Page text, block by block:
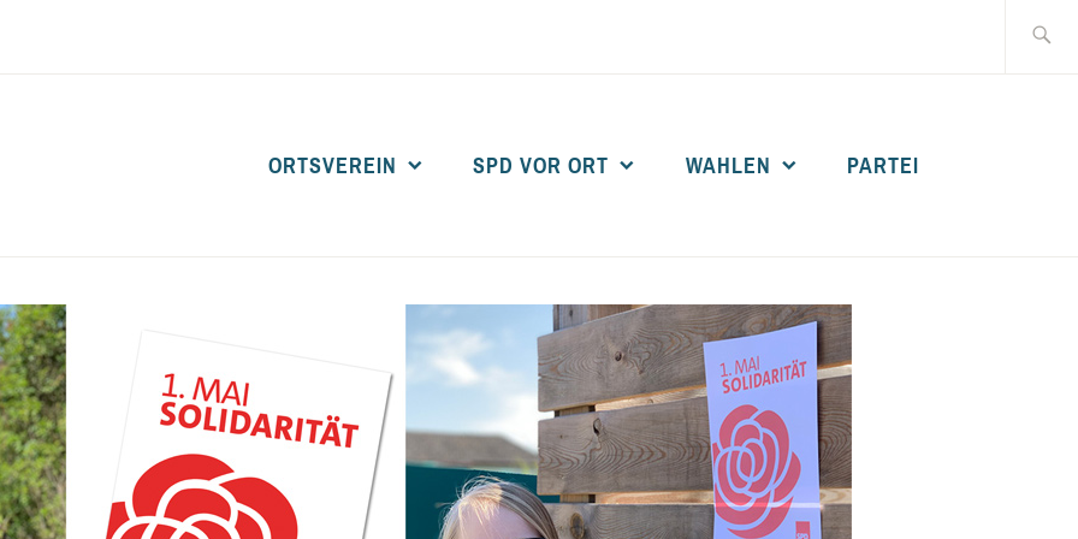
nach:
ORTSVEREIN SPD VOR ORT WAHLEN PARTEI